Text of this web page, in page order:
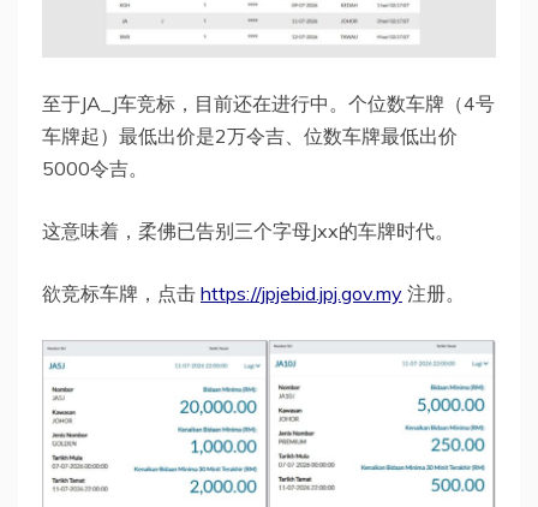
至于JA_J车竞标，目前还在进行中。个位数车牌（4号
车牌起）最低出价是2万令吉、位数车牌最低出价
5000令吉。
这意味着，柔佛已告别三个字母Jxx的车牌时代。
欲竞标车牌，点击 https://jpjebid.jpj.gov.my 注册。